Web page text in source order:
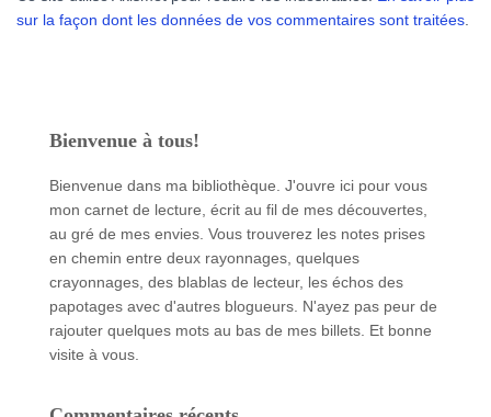
sur la façon dont les données de vos commentaires sont traitées
Bienvenue à tous!
Bienvenue dans ma bibliothèque. J'ouvre ici pour vous
mon carnet de lecture, écrit au fil de mes découvertes,
au gré de mes envies. Vous trouverez les notes prises
en chemin entre deux rayonnages, quelques
crayonnages, des blablas de lecteur, les échos des
papotages avec d'autres blogueurs. N'ayez pas peur de
rajouter quelques mots au bas de mes billets. Et bonne
visite à vous.